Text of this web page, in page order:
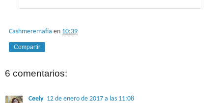
Cashmeremafia en 10:39
Compartir
6 comentarios:
Ceely 12 de enero de 2017 a las 11:08